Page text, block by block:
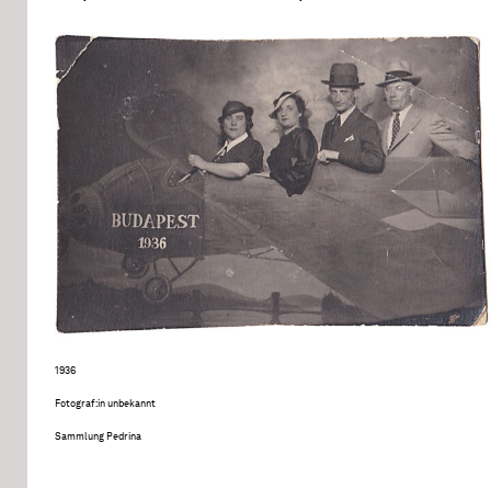
1936
Fotograf:in unbekannt
Sammlung Pedrina